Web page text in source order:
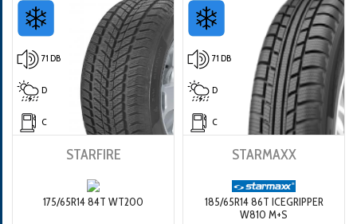
71 DB
D
C
STARFIRE
175/65R14 84T WT200
71 DB
D
C
STARMAXX
185/65R14 86T ICEGRIPPER
W810 M+S